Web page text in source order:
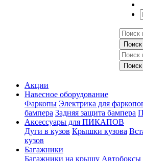
Акции
Навесное оборудование
Фаркопы Электрика для
бампера Задняя защита бампера
Аксессуары для ПИКАПОВ
Дуги в кузов Крышки кузова
кузов
Багажники
Багажники на крышу Автобоксы